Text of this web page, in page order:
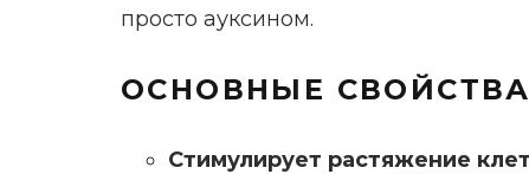
просто ауксином.
ОСНОВНЫЕ
Стимулирует растяжение